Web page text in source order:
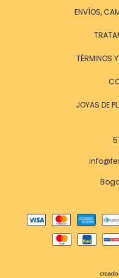
ENVÍOS,
TÉRMINOS
JOYAS DE